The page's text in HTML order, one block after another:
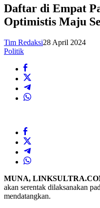
Daftar di Empat
Optimistis Maju
Tim Redaksi28 April 2024
Politik
MUNA,
akan serentak dilaksanakan
mendatangkan.